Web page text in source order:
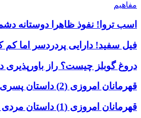
مفاهیم
اسب تروا! نفوذ ظاهرا دوستانه
فیل سفید! دارایی پردردسر اما کم
دروغ گوبلز چیست؟ راز
قهرمانان امروزی (2) داستان پسری در آتش
قهرمانان امروزی (1) داستان مردی در آب